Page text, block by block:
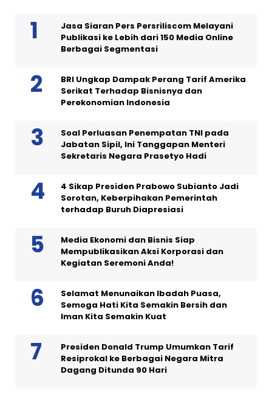
Jasa Siaran Pers Persriliscom Melayani
Publikasi ke Lebih dari 150 Media Online
Berbagai Segmentasi
BRI Ungkap Dampak Perang Tarif Amerika
Serikat Terhadap Bisnisnya dan
Perekonomian Indonesia
Soal Perluasan Penempatan TNI pada
Jabatan Sipil, Ini Tanggapan Menteri
Sekretaris Negara Prasetyo Hadi
4 Sikap Presiden Prabowo Subianto Jadi
Sorotan, Keberpihakan Pemerintah
terhadap Buruh Diapresiasi
Media Ekonomi dan Bisnis Siap
Mempublikasikan Aksi Korporasi dan
Kegiatan Seremoni Anda!
Selamat Menunaikan Ibadah Puasa,
Semoga Hati Kita Semakin Bersih dan
Iman Kita Semakin Kuat
Presiden Donald Trump Umumkan Tarif
Resiprokal ke Berbagai Negara Mitra
Dagang Ditunda 90 Hari